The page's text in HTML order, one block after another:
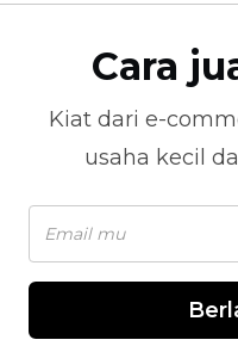
Cara
Kiat dari e-
usaha kecil